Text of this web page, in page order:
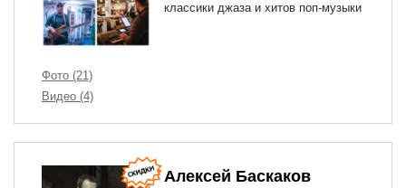
Фото (21)
Видео (4)
классики джаза и хитов поп-музыки
Алексей Баскаков